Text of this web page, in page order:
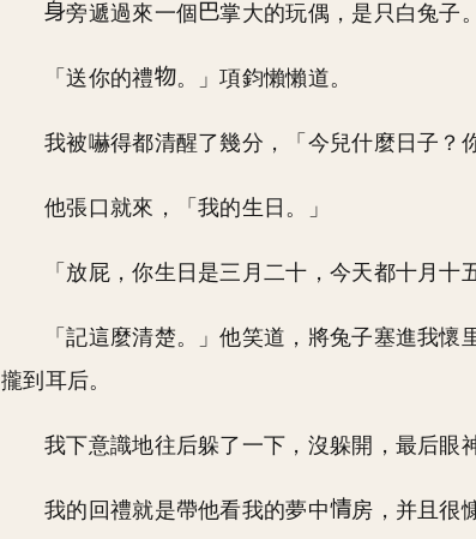
旁遞過來一個 掌大的玩偶，是只白兔子。
「送你的禮 。」項鈞懶懶道。
我被嚇得都清醒了幾分，「今兒什麼日子？
他張口就來，「我的生日。」
「放屁，你生日是三月二十，今天都十月十
「記這麼清楚。」他笑道，將兔子塞進我
攏到耳后。
我下意識地往后躲了一下，沒躲開，最后眼
我的回禮就是帶他看我的夢中
房，并且很